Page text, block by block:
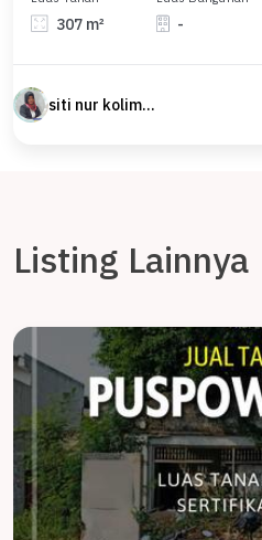
307 m² -
siti nur kolimah
Listing Lainnya